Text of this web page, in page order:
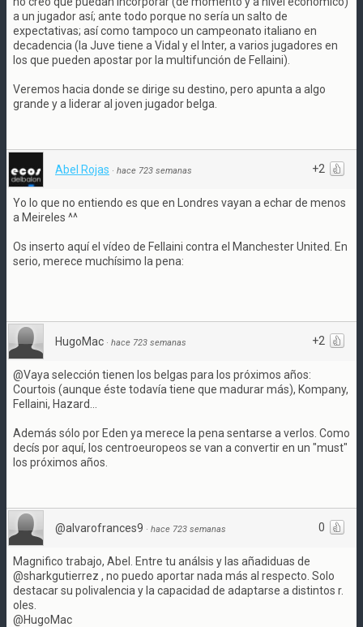
a un jugador así; ante todo porque no sería un salto de
expectativas; así como tampoco un campeonato italiano en
decadencia (la Juve tiene a Vidal y el Inter, a varios jugadores en
los que pueden apostar por la multifunción de Fellaini).
Veremos hacia donde se dirige su destino, pero apunta a algo
grande y a liderar al joven jugador belga.
+2
Abel Rojas · hace 723 semanas
Yo lo que no entiendo es que en Londres vayan a echar de menos
a Meireles ^^
Os inserto aquí el vídeo de Fellaini contra el Manchester United. En
serio, merece muchísimo la pena:
+2
HugoMac · hace 723 semanas
@Vaya selección tienen los belgas para los próximos años:
Courtois (aunque éste todavía tiene que madurar más), Kompany,
Fellaini, Hazard...
Además sólo por Eden ya merece la pena sentarse a verlos. Como
decís por aquí, los centroeuropeos se van a convertir en un "must"
los próximos años.
0
@alvarofrances9 · hace 723 semanas
Magnifico trabajo, Abel. Entre tu análsis y las añadiduas de
@sharkgutierrez , no puedo aportar nada más al respecto. Solo
destacar su polivalencia y la capacidad de adaptarse a distintos r.
oles.
@HugoMac